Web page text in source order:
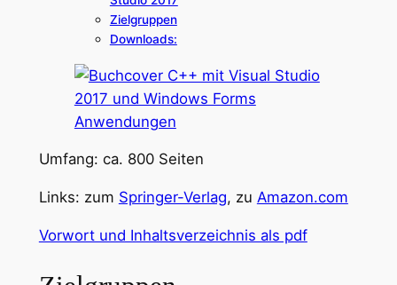
Zielgruppen
Downloads:
Umfang: ca. 800 Seiten
Links: zum Springer-Verlag, zu Amazon.com
Vorwort und Inhaltsverzeichnis als pdf